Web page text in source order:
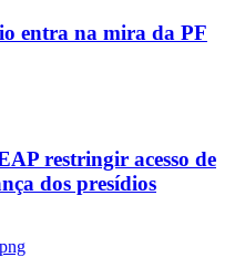
entra na mira da PF
restringir acesso de
dos presídios